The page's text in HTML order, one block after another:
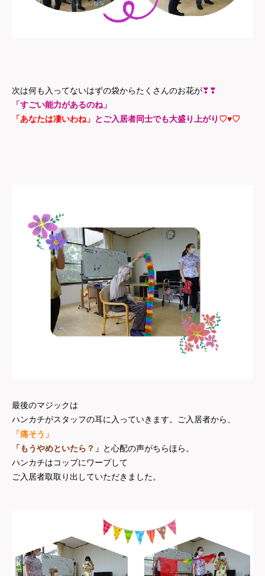
次は何も入ってないはずの袋からたくさんのお花が❣❣
「すごい能力があるのね」
「あなたは凄いわね」 とご入居者同士でも大盛り上がり ♡♥♡
最後のマジックは
ハンカチがスタッフの耳に入っていきます。 ご入居者から、
「痛そう」
「もうやめといたら？」 と心配の声がちらほら。
ハンカチはコップにワープして
ご入居者取取り出していただきました。